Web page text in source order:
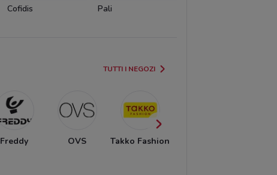
Cofidis Pali
TUTTI I NEGOZI
Freddy OVS Takko Fashion